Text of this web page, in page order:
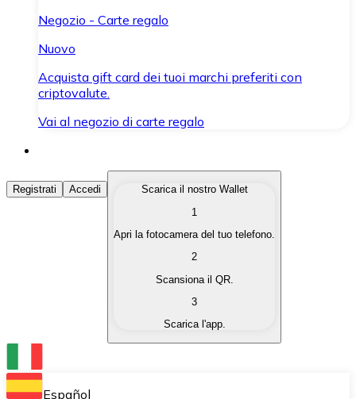
Negozio - Carte regalo
Nuovo
Acquista gift card dei tuoi marchi preferiti con
criptovalute.
Vai al negozio di carte regalo
Acquista Criptovalute
Acquista le criptovalute che ti interessano in modo
Converti le tue criptovalute in valuta fiat quando ne
Scambia una criptovaluta con un'altra
Conserva le tue cripto in un Wallet self-custodial.
Registrati Accedi
Scarica il nostro Wallet
1
Apri la fotocamera del tuo telefono.
2
Scansiona il QR.
3
Scarica l'app.
Español